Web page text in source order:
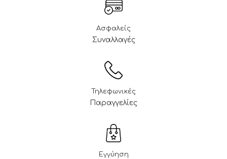
Ασφαλείς
Συναλλαγές
Τηλεφωνικές
Παραγγελίες
Εγγύηση